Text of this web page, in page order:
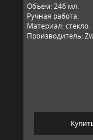
Объем: 246 мл.
Ручная работа.
Материал: стекло​.
Производитель: